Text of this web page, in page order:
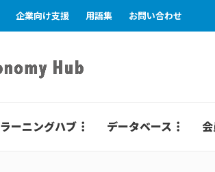
企業向け支援 用語集 お問い合わせ
ラーニングハブ データベース